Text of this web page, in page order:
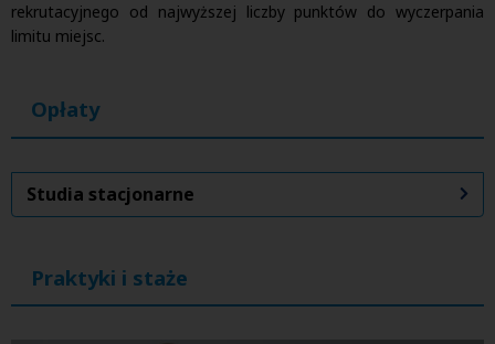
rekrutacyjnego od najwyższej liczby punktów do wyczerpania
limitu miejsc.
Opłaty
Studia stacjonarne
Praktyki i staże